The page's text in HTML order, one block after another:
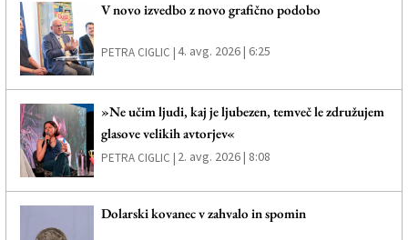
V novo izvedbo z novo grafično podobo
PETRA CIGLIC |4. avg. 2026 | 6:25
»Ne učim ljudi, kaj je ljubezen, temveč le združujem
glasove velikih avtorjev«
PETRA CIGLIC | 2. avg. 2026 | 8:08
Dolarski kovanec v zahvalo in spomin